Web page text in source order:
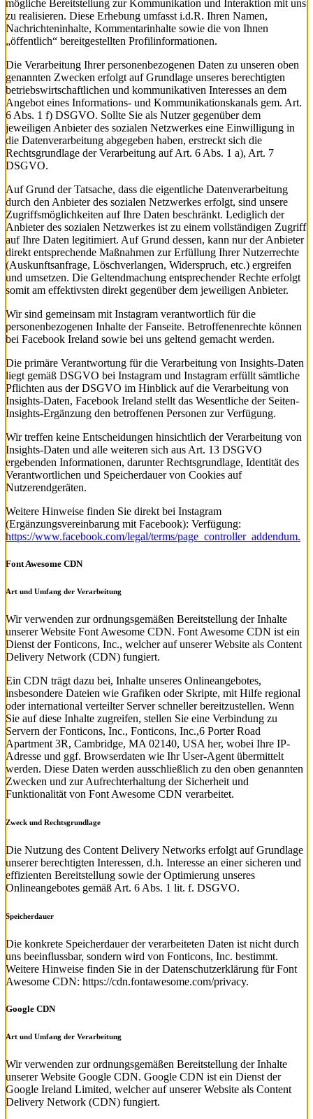
mögliche Bereitstellung zur Kommunikation und Interaktion mit uns
zu realisieren. Diese Erhebung umfasst i.d.R. Ihren Namen,
Nachrichteninhalte, Kommentarinhalte sowie die von Ihnen
„öffentlich“ bereitgestellten Profilinformationen.
Die Verarbeitung Ihrer personenbezogenen Daten zu unseren oben
genannten Zwecken erfolgt auf Grundlage unseres berechtigten
betriebswirtschaftlichen und kommunikativen Interesses an dem
Angebot eines Informations- und Kommunikationskanals gem. Art.
6 Abs. 1 f) DSGVO. Sollte Sie als Nutzer gegenüber dem
jeweiligen Anbieter des sozialen Netzwerkes eine Einwilligung in
die Datenverarbeitung abgegeben haben, erstreckt sich die
Rechtsgrundlage der Verarbeitung auf Art. 6 Abs. 1 a), Art. 7
DSGVO.
Auf Grund der Tatsache, dass die eigentliche Datenverarbeitung
durch den Anbieter des sozialen Netzwerkes erfolgt, sind unsere
Zugriffsmöglichkeiten auf Ihre Daten beschränkt. Lediglich der
Anbieter des sozialen Netzwerkes ist zu einem vollständigen Zugriff
auf Ihre Daten legitimiert. Auf Grund dessen, kann nur der Anbieter
direkt entsprechende Maßnahmen zur Erfüllung Ihrer Nutzerrechte
(Auskunftsanfrage, Löschverlangen, Widerspruch, etc.) ergreifen
und umsetzen. Die Geltendmachung entsprechender Rechte erfolgt
somit am effektivsten direkt gegenüber dem jeweiligen Anbieter.
Wir sind gemeinsam mit Instagram verantwortlich für die
personenbezogenen Inhalte der Fanseite. Betroffenenrechte können
bei Facebook Ireland sowie bei uns geltend gemacht werden.
Die primäre Verantwortung für die Verarbeitung von Insights-Daten
liegt gemäß DSGVO bei Instagram und Instagram erfüllt sämtliche
Pflichten aus der DSGVO im Hinblick auf die Verarbeitung von
Insights-Daten, Facebook Ireland stellt das Wesentliche der Seiten-
Insights-Ergänzung den betroffenen Personen zur Verfügung.
Wir treffen keine Entscheidungen hinsichtlich der Verarbeitung von
Insights-Daten und alle weiteren sich aus Art. 13 DSGVO
ergebenden Informationen, darunter Rechtsgrundlage, Identität des
Verantwortlichen und Speicherdauer von Cookies auf
Nutzerendgeräten.
Weitere Hinweise finden Sie direkt bei Instagram
(Ergänzungsvereinbarung mit Facebook): Verfügung:
https://www.facebook.com/legal/terms/page_controller_addendum.
Font Awesome CDN
Art und Umfang der Verarbeitung
Wir verwenden zur ordnungsgemäßen Bereitstellung der Inhalte
unserer Website Font Awesome CDN. Font Awesome CDN ist ein
Dienst der Fonticons, Inc., welcher auf unserer Website als Content
Delivery Network (CDN) fungiert.
Ein CDN trägt dazu bei, Inhalte unseres Onlineangebotes,
insbesondere Dateien wie Grafiken oder Skripte, mit Hilfe regional
oder international verteilter Server schneller bereitzustellen. Wenn
Sie auf diese Inhalte zugreifen, stellen Sie eine Verbindung zu
Servern der Fonticons, Inc., Fonticons, Inc.,6 Porter Road
Apartment 3R, Cambridge, MA 02140, USA her, wobei Ihre IP-
Adresse und ggf. Browserdaten wie Ihr User-Agent übermittelt
werden. Diese Daten werden ausschließlich zu den oben genannten
Zwecken und zur Aufrechterhaltung der Sicherheit und
Funktionalität von Font Awesome CDN verarbeitet.
Zweck und Rechtsgrundlage
Die Nutzung des Content Delivery Networks erfolgt auf Grundlage
unserer berechtigten Interessen, d.h. Interesse an einer sicheren und
effizienten Bereitstellung sowie der Optimierung unseres
Onlineangebotes gemäß Art. 6 Abs. 1 lit. f. DSGVO.
Speicherdauer
Die konkrete Speicherdauer der verarbeiteten Daten ist nicht durch
uns beeinflussbar, sondern wird von Fonticons, Inc. bestimmt.
Weitere Hinweise finden Sie in der Datenschutzerklärung für Font
Awesome CDN: https://cdn.fontawesome.com/privacy.
Google CDN
Art und Umfang der Verarbeitung
Wir verwenden zur ordnungsgemäßen Bereitstellung der Inhalte
unserer Website Google CDN. Google CDN ist ein Dienst der
Google Ireland Limited, welcher auf unserer Website als Content
Delivery Network (CDN) fungiert.